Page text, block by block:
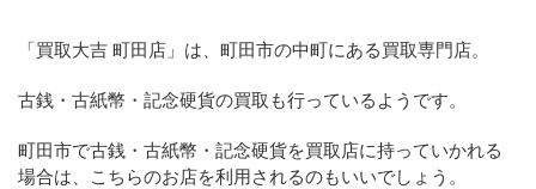
「買取大吉 町田店」は、町田市の中町にある買取専門店。
古銭・古紙幣・記念硬貨の買取も行っているようです。
町田市で古銭・古紙幣・記念硬貨を買取店に持っていかれる
場合は、こちらのお店を利用されるのもいいでしょう。